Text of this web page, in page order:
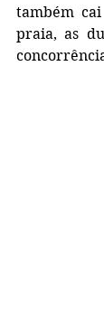
também
praia, as